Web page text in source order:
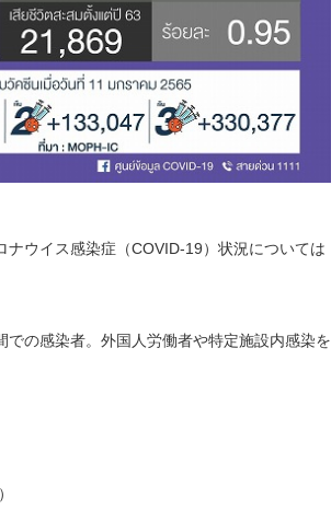
ウイス感染症（COVID-19）状況については
の感染者。外国人労働者や特定施設内感染を